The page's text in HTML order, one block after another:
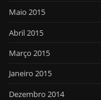
Maio 2015
Abril 2015
Março 2015
Janeiro 2015
Dezembro 2014